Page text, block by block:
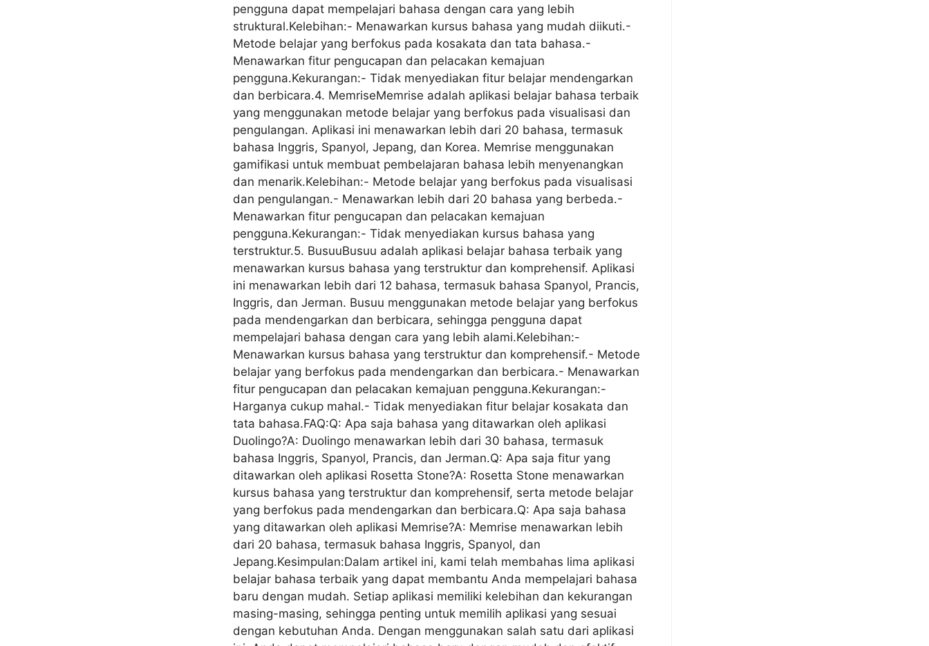
pengguna dapat mempelajari bahasa dengan cara yang lebih
struktural.Kelebihan:- Menawarkan kursus bahasa yang mudah diikuti.-
Metode belajar yang berfokus pada kosakata dan tata bahasa.-
Menawarkan fitur pengucapan dan pelacakan kemajuan
pengguna.Kekurangan:- Tidak menyediakan fitur belajar mendengarkan
dan berbicara.4. MemriseMemrise adalah aplikasi belajar bahasa terbaik
yang menggunakan metode belajar yang berfokus pada visualisasi dan
pengulangan. Aplikasi ini menawarkan lebih dari 20 bahasa, termasuk
bahasa Inggris, Spanyol, Jepang, dan Korea. Memrise menggunakan
gamifikasi untuk membuat pembelajaran bahasa lebih menyenangkan
dan menarik.Kelebihan:- Metode belajar yang berfokus pada visualisasi
dan pengulangan.- Menawarkan lebih dari 20 bahasa yang berbeda.-
Menawarkan fitur pengucapan dan pelacakan kemajuan
pengguna.Kekurangan:- Tidak menyediakan kursus bahasa yang
terstruktur.5. BusuuBusuu adalah aplikasi belajar bahasa terbaik yang
menawarkan kursus bahasa yang terstruktur dan komprehensif. Aplikasi
ini menawarkan lebih dari 12 bahasa, termasuk bahasa Spanyol, Prancis,
Inggris, dan Jerman. Busuu menggunakan metode belajar yang berfokus
pada mendengarkan dan berbicara, sehingga pengguna dapat
mempelajari bahasa dengan cara yang lebih alami.Kelebihan:-
Menawarkan kursus bahasa yang terstruktur dan komprehensif.- Metode
belajar yang berfokus pada mendengarkan dan berbicara.- Menawarkan
fitur pengucapan dan pelacakan kemajuan pengguna.Kekurangan:-
Harganya cukup mahal.- Tidak menyediakan fitur belajar kosakata dan
tata bahasa.FAQ:Q: Apa saja bahasa yang ditawarkan oleh aplikasi
Duolingo?A: Duolingo menawarkan lebih dari 30 bahasa, termasuk
bahasa Inggris, Spanyol, Prancis, dan Jerman.Q: Apa saja fitur yang
ditawarkan oleh aplikasi Rosetta Stone?A: Rosetta Stone menawarkan
kursus bahasa yang terstruktur dan komprehensif, serta metode belajar
yang berfokus pada mendengarkan dan berbicara.Q: Apa saja bahasa
yang ditawarkan oleh aplikasi Memrise?A: Memrise menawarkan lebih
dari 20 bahasa, termasuk bahasa Inggris, Spanyol, dan
Jepang.Kesimpulan:Dalam artikel ini, kami telah membahas lima aplikasi
belajar bahasa terbaik yang dapat membantu Anda mempelajari bahasa
baru dengan mudah. Setiap aplikasi memiliki kelebihan dan kekurangan
masing-masing, sehingga penting untuk memilih aplikasi yang sesuai
dengan kebutuhan Anda. Dengan menggunakan salah satu dari aplikasi